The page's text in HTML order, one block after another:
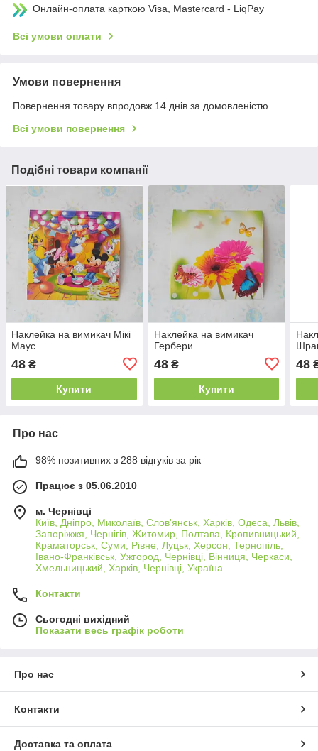
Онлайн-оплата карткою Visa, Mastercard - LiqPay
Всі умови оплати
Умови повернення
Повернення товару впродовж 14 днів за домовленістю
Всі умови повернення
Подібні товари компанії
Наклейка на вимикач Мікі
Маус
48 ₴
Купити
Наклейка на вимикач
Гербери
48₴
Купити
48
Про нас
98% позитивних з 288 відгуків за рік
Працює з 05.06.2010
м. Чернівці
Київ, Дніпро, Миколаїв, Слов'янськ, Харків, Одеса, Львів,
Запоріжжя, Чернігів, Житомир, Полтава, Кропивницький,
Краматорськ, Суми, Рівне, Луцьк, Херсон, Тернопіль,
Івано-Франківськ, Ужгород, Чернівці, Вінниця, Черкаси,
Хмельницький, Харків, Чернівці, Україна
Контакти
Сьогодні вихідний
Показати весь графік роботи
Про нас
Контакти
Доставка та оплата